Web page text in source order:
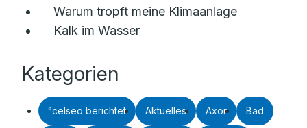
Warum tropft meine Klimaanlage
Kalk im Wasser
Kategorien
°celseo berichtet Aktuelles Axor Bad